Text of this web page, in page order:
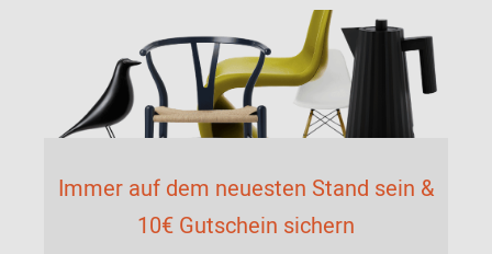
Immer auf dem neuesten Stand sein &
10€ Gutschein sichern